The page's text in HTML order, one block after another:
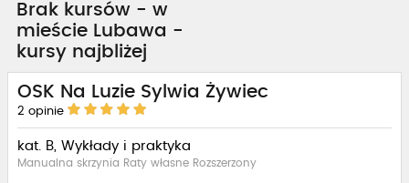
Brak kursów - w
mieście Lubawa -
kursy najbliżej
OSK Na Luzie Sylwia Żywiec
2 opinie
kat. B, Wykłady i praktyka
Manualna skrzynia Raty własne Rozszerzony